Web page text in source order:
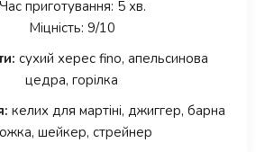
Час приготування: 5 хв.
Міцність: 9/10
сухий херес fino, апельсинова
цедра, горілка
келих для мартіні, джиггер, барна
шейкер, стрейнер